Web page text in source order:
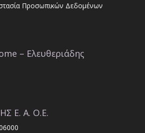
Προσωπικών Δεδομένων
– Ελευθεριάδης
Ε. Α. Ο.Ε.